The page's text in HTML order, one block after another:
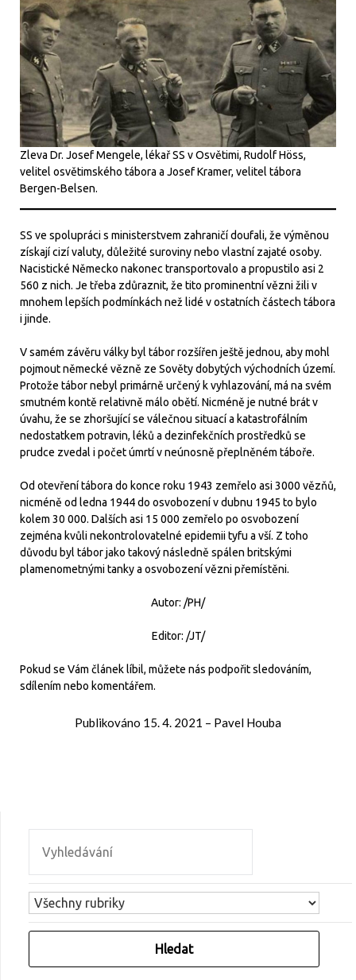
Zleva Dr. Josef Mengele, lékař SS v Osvětimi, Rudolf Höss,
velitel osvětimského tábora a Josef Kramer, velitel tábora
Bergen-Belsen.
SS ve spolupráci s ministerstvem zahraničí doufali, že výměnou
získají cizí valuty, důležité suroviny nebo vlastní zajaté osoby.
Nacistické Německo nakonec transportovalo a propustilo asi 2
560 z nich. Je třeba zdůraznit, že tito prominentní vězni žili v
mnohem lepších podmínkách než lidé v ostatních částech tábora
i jinde.
V samém závěru války byl tábor rozšířen ještě jednou, aby mohl
pojmout německé vězně ze Sověty dobytých východních území.
Protože tábor nebyl primárně určený k vyhlazování, má na svém
smutném kontě relativně málo obětí. Nicméně je nutné brát v
úvahu, že se zhoršující se válečnou situací a katastrofálním
nedostatkem potravin, léků a dezinfekčních prostředků se
prudce zvedal i počet úmrtí v neúnosně přeplněném táboře.
Od otevření tábora do konce roku 1943 zemřelo asi 3000 vězňů,
nicméně od ledna 1944 do osvobození v dubnu 1945 to bylo
kolem 30 000. Dalších asi 15 000 zemřelo po osvobození
zejména kvůli nekontrolovatelné epidemii tyfu a vší. Z toho
důvodu byl tábor jako takový následně spálen britskými
plamenometnými tanky a osvobození vězni přemístěni.
Autor: /PH/
Editor: /JT/
Pokud se Vám článek líbil, můžete nás podpořit sledováním,
sdílením nebo komentářem.
Publikováno 15. 4. 2021 – Pavel Houba